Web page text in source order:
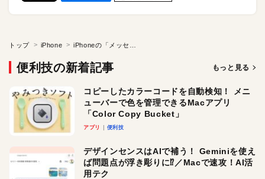
トップ iPhone
便利技の新着記事 もっと見る
コピーしたカラーコードを自動検知！ メニ
ューバーで色を管理できるMacアプリ
「Color Copy Bucket」
アプリ 便利技
デザインセンスはAIで補う！ Geminiを使え
ば問題点が浮き彫りに⁉︎／Macで速攻！AI活
用テク